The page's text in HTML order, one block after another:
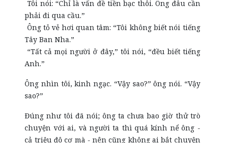
Tôi nói: “Chỉ là vấn đề tiền bạc thôi. Ông đâu cần
phải đi qua cầu.”
Ông tỏ vẻ hơi quan tâm: “Tôi không biết nói tiếng
Tây Ban Nha.”
“Tất cả mọi người ở đây,” tôi nói, “đều biết tiếng
Anh.”
Ông nhìn tôi, kinh ngạc. “Vậy sao?” ông nói. “Vậy
sao?”
Đúng như tôi đã nói; ông ta chưa bao giờ thử trò
chuyện với ai, và người ta thì quá kính nể ông -
cả triệu đô cơ mà - nên cũng không ai bắt chuyện